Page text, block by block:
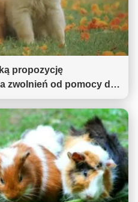
propozycję
zwolnień od pomocy dla